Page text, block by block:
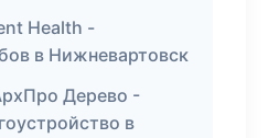
Health -
в Нижневартовск
Дерево -
в